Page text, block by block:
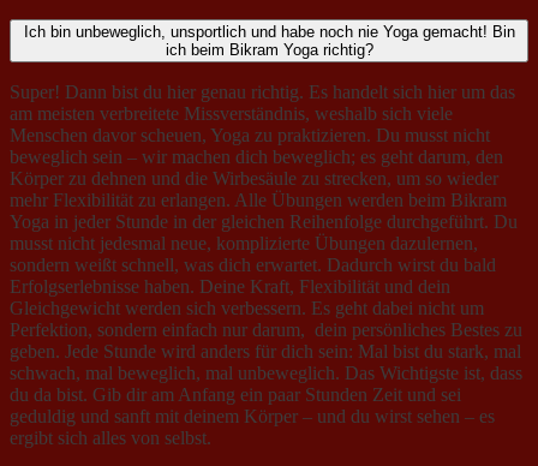
Ich bin unbeweglich, unsportlich und habe noch nie Yoga gemacht! Bin
ich beim Bikram Yoga richtig?
Super! Dann bist du hier genau richtig. Es handelt sich hier um das
am meisten verbreitete Missverständnis, weshalb sich viele
Menschen davor scheuen, Yoga zu praktizieren. Du musst nicht
beweglich sein – wir machen dich beweglich; es geht darum, den
Körper zu dehnen und die Wirbesäule zu strecken, um so wieder
mehr Flexibilität zu erlangen. Alle Übungen werden beim Bikram
Yoga in jeder Stunde in der gleichen Reihenfolge durchgeführt. Du
musst nicht jedesmal neue, komplizierte Übungen dazulernen,
sondern weißt schnell, was dich erwartet. Dadurch wirst du bald
Erfolgserlebnisse haben. Deine Kraft, Flexibilität und dein
Gleichgewicht werden sich verbessern. Es geht dabei nicht um
Perfektion, sondern einfach nur darum, dein persönliches Bestes zu
geben. Jede Stunde wird anders für dich sein: Mal bist du stark, mal
schwach, mal beweglich, mal unbeweglich. Das Wichtigste ist, dass
du da bist. Gib dir am Anfang ein paar Stunden Zeit und sei
geduldig und sanft mit deinem Körper – und du wirst sehen – es
ergibt sich alles von selbst.